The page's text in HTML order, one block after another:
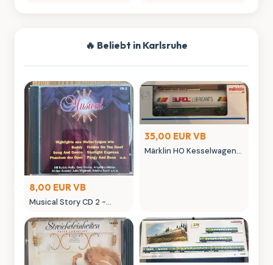
🔥 Beliebt in Karlsruhe
8,00 EUR VB
Musical Story CD 2 -
Musicals
35,00 EUR VB
Märklin HO Kesselwagen